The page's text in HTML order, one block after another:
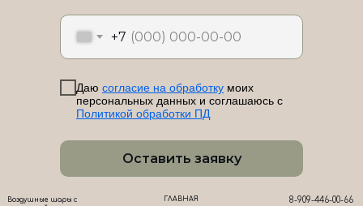
ЛоШАРик на карте Новороссийска — Яндекс Карты
+7
Даю согласие на обработку моих
персональных данных и соглашаюсь с
Политикой обработки ПД
Оставить заявку
ГЛАВНАЯ 8-909-446-00-66
Воздушные шары с